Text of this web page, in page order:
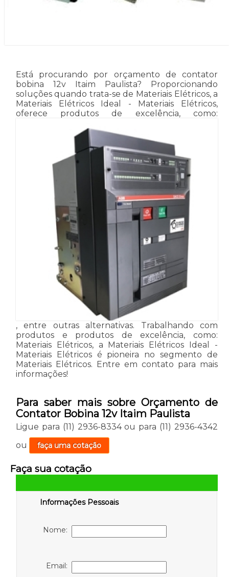
Está procurando por orçamento de contator
bobina 12v Itaim Paulista? Proporcionando
soluções quando trata-se de Materiais Elétricos, a
Materiais Elétricos Ideal - Materiais Elétricos,
oferece produtos de excelência, como:
, entre outras alternativas. Trabalhando com
produtos e produtos de excelência, como:
Materiais Elétricos, a Materiais Elétricos Ideal -
Materiais Elétricos é pioneira no segmento de
Materiais Elétricos. Entre em contato para mais
informações!
Para saber mais sobre Orçamento de
Contator Bobina 12v Itaim Paulista
Ligue para (11) 2936-8334ou para (11) 2936-4342
ou
faça uma cotação
Faça sua cotação
Informações Pessoais
Nome:
Email: